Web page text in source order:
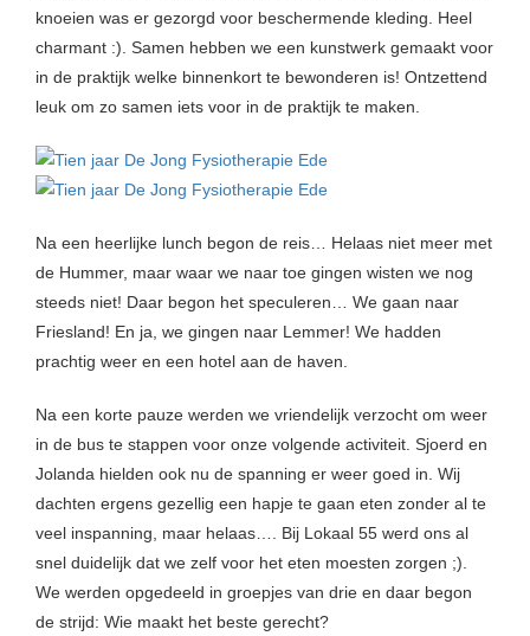
knoeien was er gezorgd voor beschermende kleding. Heel
charmant :). Samen hebben we een kunstwerk gemaakt voor
in de praktijk welke binnenkort te bewonderen is! Ontzettend
leuk om zo samen iets voor in de praktijk te maken.
Na een heerlijke lunch begon de reis… Helaas niet meer met
de Hummer, maar waar we naar toe gingen wisten we nog
steeds niet! Daar begon het speculeren… We gaan naar
Friesland! En ja, we gingen naar Lemmer! We hadden
prachtig weer en een hotel aan de haven.
Na een korte pauze werden we vriendelijk verzocht om weer
in de bus te stappen voor onze volgende activiteit. Sjoerd en
Jolanda hielden ook nu de spanning er weer goed in. Wij
dachten ergens gezellig een hapje te gaan eten zonder al te
veel inspanning, maar helaas…. Bij Lokaal 55 werd ons al
snel duidelijk dat we zelf voor het eten moesten zorgen ;).
We werden opgedeeld in groepjes van drie en daar begon
de strijd: Wie maakt het beste gerecht?